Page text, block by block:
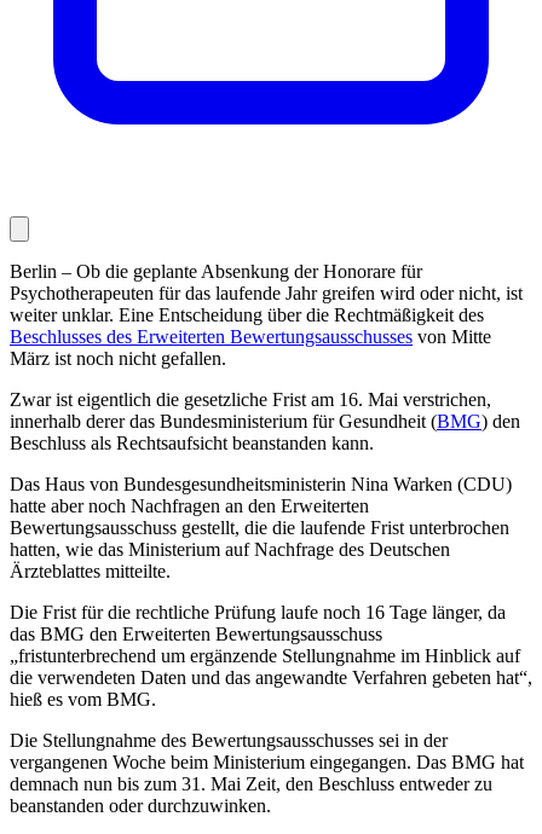
Berlin – Ob die geplante Absenkung der Honorare für
Psychotherapeuten für das laufende Jahr greifen wird oder nicht, ist
weiter unklar. Eine Entscheidung über die Rechtmäßigkeit des
Beschlusses des Erweiterten Bewertungsausschusses von Mitte
März ist noch nicht gefallen.
Zwar ist eigentlich die gesetzliche Frist am 16. Mai verstrichen,
innerhalb derer das Bundesministerium für Gesundheit (BMG) den
Beschluss als Rechtsaufsicht beanstanden kann.
Das Haus von Bundesgesundheitsministerin Nina Warken (CDU)
hatte aber noch Nachfragen an den Erweiterten
Bewertungsausschuss gestellt, die die laufende Frist unterbrochen
hatten, wie das Ministerium auf Nachfrage des Deutschen
Ärzteblattes mitteilte.
Die Frist für die rechtliche Prüfung laufe noch 16 Tage länger, da
das BMG den Erweiterten Bewertungsausschuss
„fristunterbrechend um ergänzende Stellungnahme im Hinblick auf
die verwendeten Daten und das angewandte Verfahren gebeten hat“,
hieß es vom BMG.
Die Stellungnahme des Bewertungsausschusses sei in der
vergangenen Woche beim Ministerium eingegangen. Das BMG hat
demnach nun bis zum 31. Mai Zeit, den Beschluss entweder zu
beanstanden oder durchzuwinken.